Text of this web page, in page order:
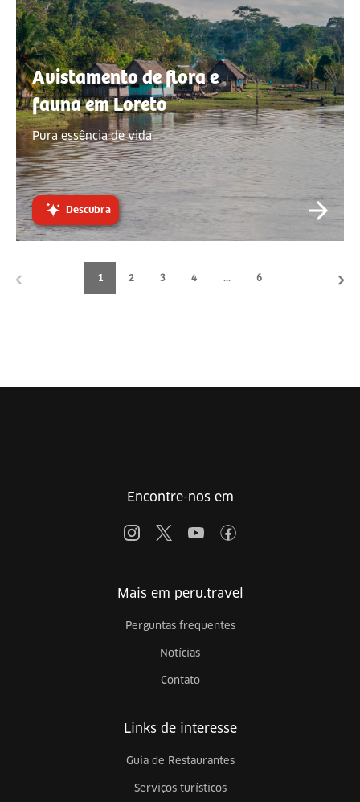
Avistamento de flora e
fauna em Loreto
Pura essência de vida
Descubra
< 1 2 3 4 ... 6 >
Encontre-nos em
Mais em peru.travel
Perguntas frequentes
Notícias
Contato
Links de interesse
Guia de Restaurantes
Serviços turísticos